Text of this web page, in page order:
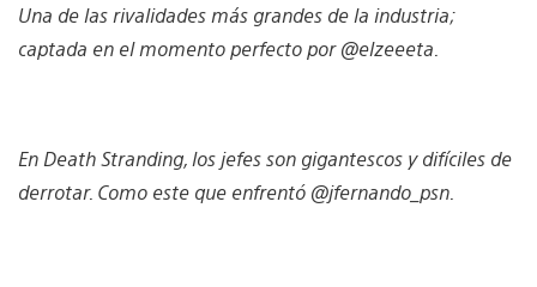
Una de las rivalidades más grandes de la industria;
captada en el momento perfecto por @elzeeeta.
En Death Stranding, los jefes son gigantescos y difíciles de
derrotar. Como este que enfrentó @jfernando_psn.